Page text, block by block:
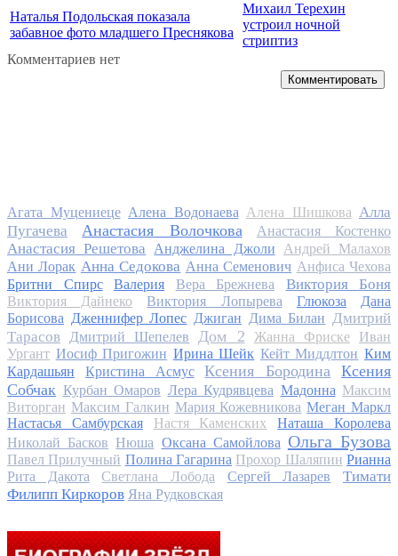
Наталья Подольская показала
забавное фото младшего Преснякова
Михаил Терехин
устроил ночной
стриптиз
Комментариев нет
Комментировать
Агата Муцениеце Алена Водонаева Алена Шишкова Алла
Пугачева
Анастасия Волочкова Анастасия Костенко
Анастасия Решетова Анджелина Джоли Андрей Малахов
Ани Лорак Анна Седокова Анна Семенович Анфиса Чехова
Бритни Спирс
Валерия Вера Брежнева Виктория Боня
Виктория Дайнеко Виктория Лопырева Глюкоза
Дана
Борисова Дженнифер Лопес Джиган Дима Билан Дмитрий
Тарасов Дмитрий Шепелев Дом 2 Жанна Фриске
Иван
Ургант Иосиф Пригожин Ирина Шейк Кейт Миддлтон Ким
Кардашьян
Кристина Асмус Ксения Бородина
Ксения
Собчак Курбан Омаров Лера Кудрявцева Мадонна Максим
Виторган Максим Галкин Мария Кожевникова Меган Маркл
Настасья Самбурская
Настя Каменских
Наташа Королева
Николай Басков Нюша Оксана Самойлова Ольга Бузова
Павел Прилучный Полина Гагарина Прохор Шаляпин Рианна
Рита Дакота
Светлана Лобода Сергей Лазарев
Тимати
Филипп Киркоров Яна Рудковская